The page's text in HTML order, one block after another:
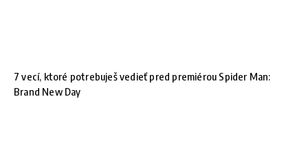
7 vecí, ktoré potrebuješ vedieť pred premiérou Spider Man:
Brand New Day